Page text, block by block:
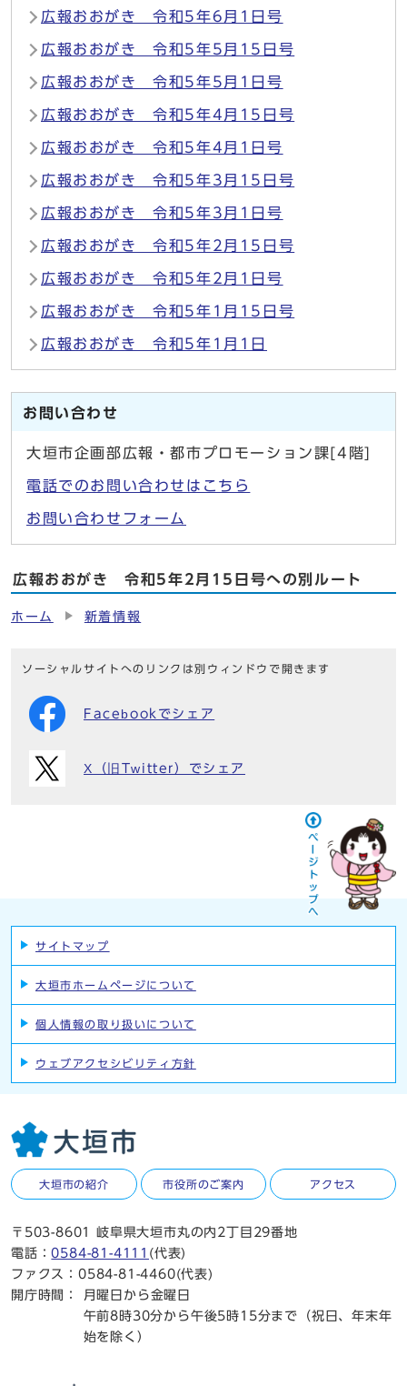
広報おおがき 令和5年6月1日号
広報おおがき 令和5年5月15日号
広報おおがき 令和5年5月1日号
広報おおがき 令和5年4月15日号
広報おおがき 令和5年4月1日号
広報おおがき 令和5年3月15日号
広報おおがき 令和5年3月1日号
広報おおがき 令和5年2月15日号
広報おおがき 令和5年2月1日号
広報おおがき 令和5年1月15日号
広報おおがき 令和5年1月1日
お問い合わせ
大垣市企画部広報・都市プロモーション課[4階]
電話でのお問い合わせはこちら
お問い合わせフォーム
広報おおがき 令和5年2月15日号への別ルート
ホーム 新着情報
ソーシャルサイトへのリンクは別ウィンドウで開きます
Facebookでシェア
X（旧Twitter）でシェア
サイトマップ
大垣市ホームページについて
個人情報の取り扱いについて
ウェブアクセシビリティ方針
大垣市の紹介 市役所のご案内 アクセス
〒503-8601 岐阜県大垣市丸の内2丁目29番地
電話：0584-81-4111 (代表)
ファクス：0584-81-4460(代表)
開庁時間：
月曜日から金曜日
午前8時30分から午後5時15分まで（祝日、年末年
始を除く）